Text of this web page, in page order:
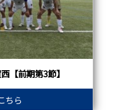
【前期第3節】
ちら